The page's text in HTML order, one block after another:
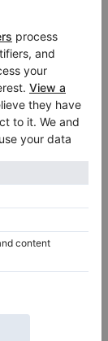
Prezzo di vendita:
a coda